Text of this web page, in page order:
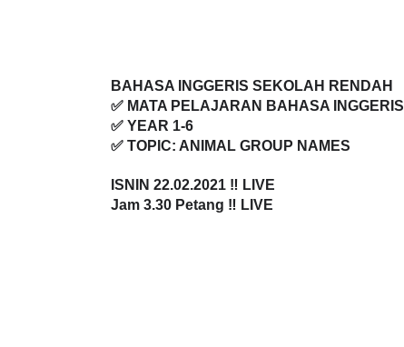
BAHASA INGGERIS SEKOLAH RENDAH
✅ MATA PELAJARAN BAHASA INGGERIS
✅ YEAR 1-6
✅ TOPIC: ANIMAL GROUP NAMES
ISNIN 22.02.2021 ‼️ LIVE
Jam 3.30 Petang ‼️ LIVE